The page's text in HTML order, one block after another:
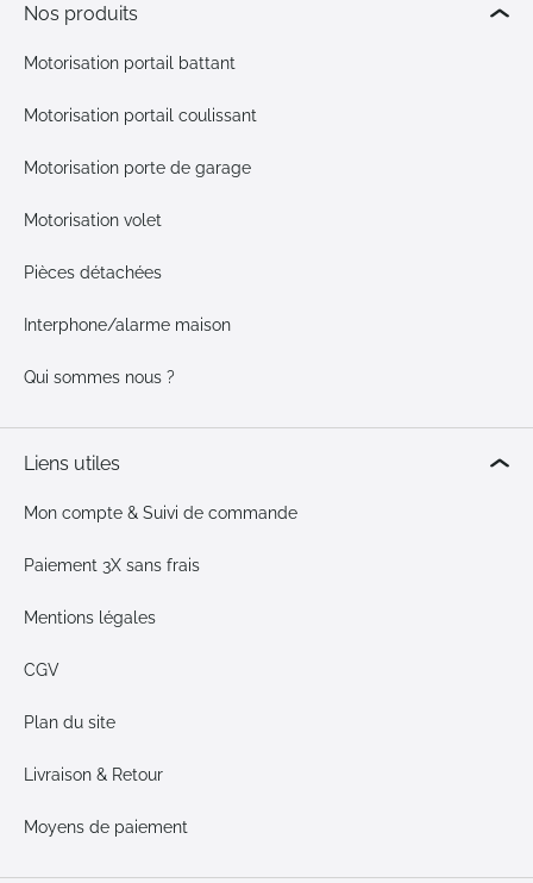
Nos produits
Motorisation portail battant
Motorisation portail coulissant
Motorisation porte de garage
Motorisation volet
Pièces détachées
Interphone/alarme maison
Qui sommes nous ?
Liens utiles
Mon compte & Suivi de commande
Paiement 3X sans frais
Mentions légales
CGV
Plan du site
Livraison & Retour
Moyens de paiement